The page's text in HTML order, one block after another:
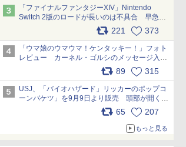
pic.x.com/Kgl04hZaeg
「ファイナルファンタジーXIV」Nintendo
Switch 2版のロードが長いのは不具合 早急に
アップデートできるよう対応中221 373
「ウマ娘のウマウマ！ケンタッキー！」フォト
レビュー カーネル・ゴルシのメッセージ入り
パッケージや描き下ろしトレカなどが登場
89 315
USJ、「バイオハザード」リッカーのポップコ
ーンバケツ」を9月9日より販売 頭部が開く仕
組み。味は恐怖を堪のう「味噌フレーバー」
65 207
もっと見る